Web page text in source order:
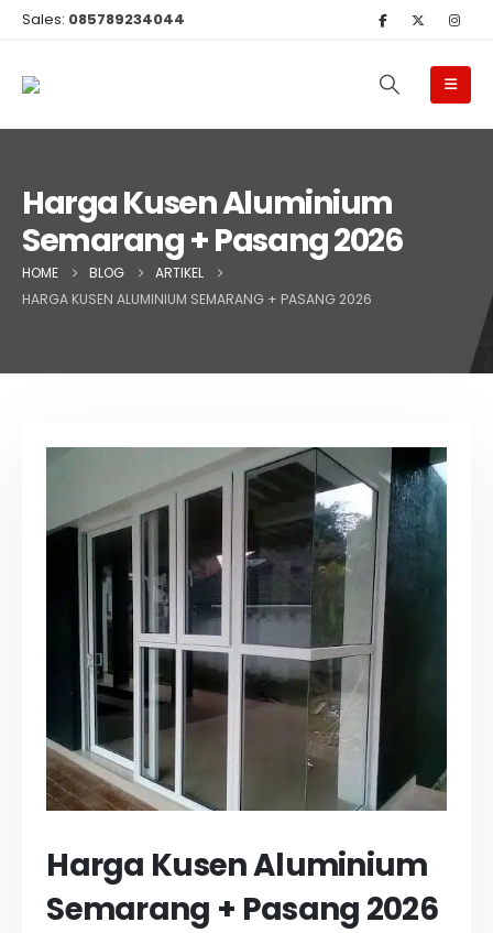
Sales: 085789234044
Harga Kusen Aluminium
Semarang + Pasang 2026
HOME BLOG
ARTIKEL
HARGA KUSEN ALUMINIUM SEMARANG + PASANG 2026
Harga Kusen Aluminium
Semarang + Pasang 2026